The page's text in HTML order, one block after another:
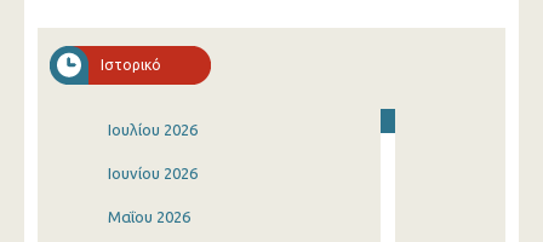
Ιστορικό
Ιουλίου 2026
Ιουνίου 2026
Μαΐου 2026